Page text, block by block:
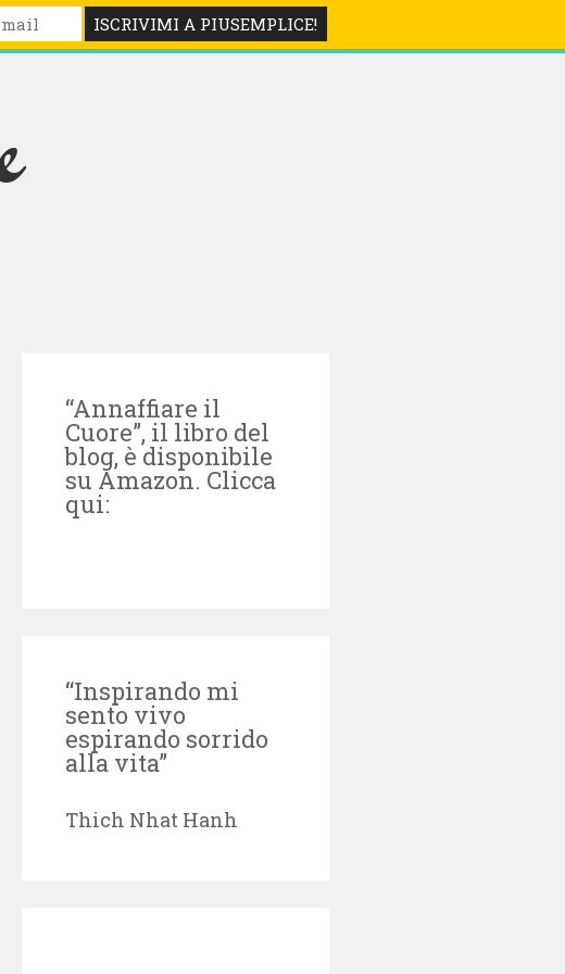
LIBRI
“Annaffiare il
Cuore”, il libro del
blog, è disponibile
su Amazon. Clicca
qui:
“Inspirando mi
sento vivo
espirando sorrido
alla vita”
Thich Nhat Hanh